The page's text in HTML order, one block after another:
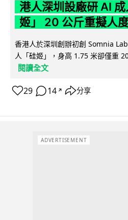
港人深圳設廠研 AI
姬」 20 公斤重擬人
香港人於深圳創辦初創 Somnia
人「硅姬」，身高 1.75 米卻僅重
閱讀全文
29 14 ↗ 分享
ADVERTISEMENT